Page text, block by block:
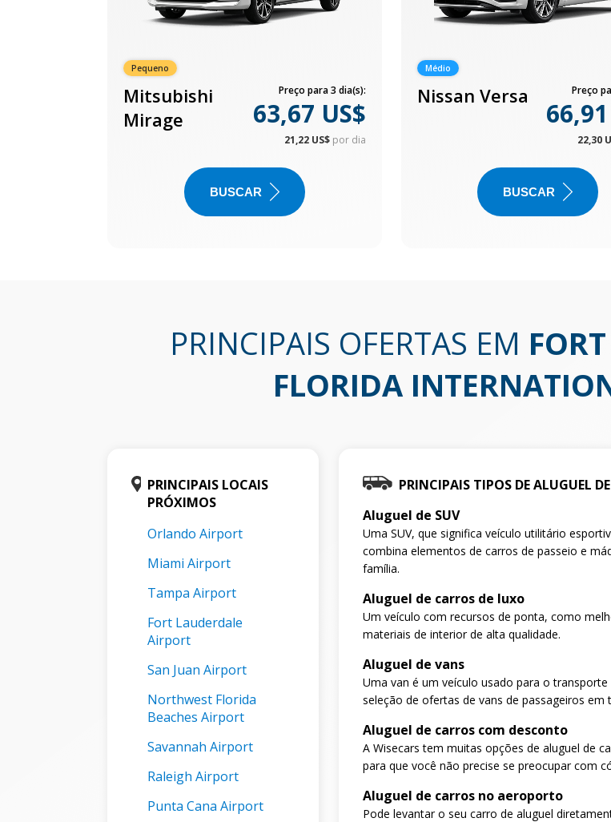
Pequeno
Mitsubishi
Mirage
Preço para 3 dia(s):
63,67 US$
21,22 US$ por dia
BUSCAR
Médio
Nissan Versa Preço
22,30
BUSCAR
PRINCIPAIS OFERTAS EM
FLORIDA
PRINCIPAIS LOCAIS
PRÓXIMOS
Orlando Airport
Miami Airport
Tampa Airport
Fort Lauderdale
Airport
San Juan Airport
Northwest Florida
Beaches Airport
Savannah Airport
Raleigh Airport
Punta Cana Airport
PRINCIPAIS TIPOS DE ALUGUEL
Aluguel de SUV
Uma SUV, que significa veículo utilitário
combina elementos de carros de passeio e
família.
Aluguel de carros de luxo
Um veículo com recursos de ponta, como
materiais de interior de alta qualidade.
Aluguel de vans
Uma van é um veículo usado para o
seleção de ofertas de vans de passageiros em
Aluguel de carros com desconto
A Wisecars tem muitas opções de aluguel de
para que você não precise se preocupar com
Aluguel de carros no aeroporto
Pode levantar o seu carro de aluguel